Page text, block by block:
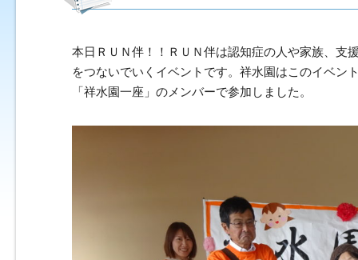
本日ＲＵＮ伴！！ＲＵＮ伴は認知症の人や家族、支
をつないでいくイベントです。祥水園はこのイベン
「祥水園一座」のメンバーで参加しました。